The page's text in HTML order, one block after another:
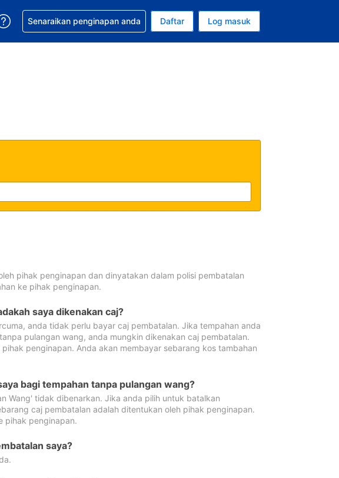
Mata wang semasa anda adalah Ringgit Malaysia
anda. Bahasa semasa anda adalah Bahasa Malaysia
Dapatkan bantuan bagi tempahan anda
Senaraikan penginapan anda Daftar Log masuk
pihak penginapan dan dinyatakan dalam polisi pembatalan
ke pihak penginapan.
saya dikenakan caj?
anda tidak perlu bayar caj pembatalan. Jika tempahan anda
pulangan wang, anda mungkin dikenakan caj pembatalan.
penginapan. Anda akan membayar sebarang kos tambahan
bagi tempahan tanpa pulangan wang?
Wang' tidak dibenarkan. Jika anda pilih untuk batalkan
caj pembatalan adalah ditentukan oleh pihak penginapan.
pihak penginapan.
saya?